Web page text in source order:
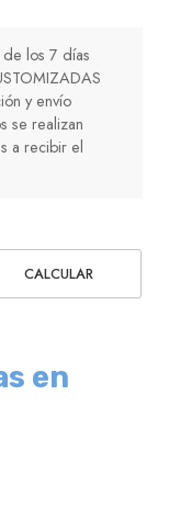
los 7 días
y envío
se realizan
a recibir el
CALCULAR
en